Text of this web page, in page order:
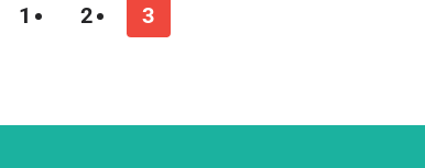
1 2 3